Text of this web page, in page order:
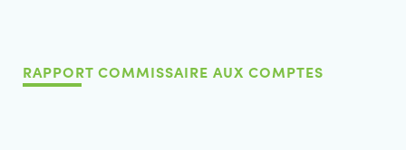
RAPPORT COMMISSAIRE AUX COMPTES